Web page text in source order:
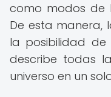
como modos de
De esta manera,
la posibilidad
describe todas
universo en un